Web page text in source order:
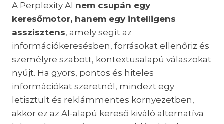
A Perplexity AI nem csupán egy
keresőmotor, hanem egy intelligens
asszisztens, amely segít az
információkeresésben, forrásokat ellenőriz és
személyre szabott, kontextusalapú válaszokat
nyújt. Ha gyors, pontos és hiteles
információkat szeretnél, mindezt egy
letisztult és reklámmentes környezetben,
akkor ez az AI-alapú kereső kiváló alternatíva